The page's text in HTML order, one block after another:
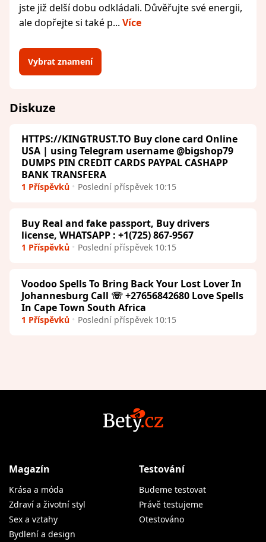
jste již delší dobu odkládali. Důvěřujte své energii,
ale dopřejte si také p... Více
Vybrat znamení
Diskuze
HTTPS://KINGTRUST.TO Buy clone card Online
USA | using Telegram username @bigshop79
DUMPS PIN CREDIT CARDS PAYPAL CASHAPP
BANK TRANSFERA
1 Příspěvků Poslední příspěvek 10:15
Buy Real and fake passport, Buy drivers
license, WHATSAPP : +1(725) 867-9567
1 Příspěvků Poslední příspěvek 10:15
Voodoo Spells To Bring Back Your Lost Lover In
Johannesburg Call ☏ +27656842680 Love Spells
In Cape Town South Africa
1 Příspěvků Poslední příspěvek 10:15
Magazín
Krása a móda
Zdraví a životní styl
Sex a vztahy
Bydlení a design
Testování
Budeme testovat
Právě testujeme
Otestováno